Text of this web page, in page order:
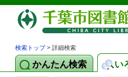
検索トップ> 詳細検索
かんたん検索 い